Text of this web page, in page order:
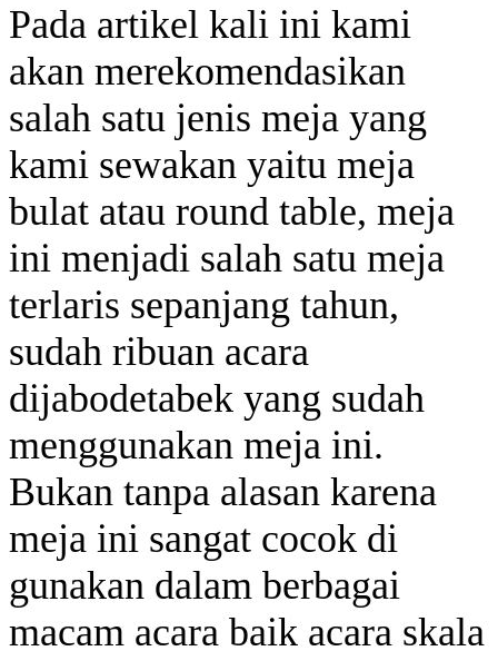
Pada artikel kali ini kami
akan merekomendasikan
salah satu jenis meja yang
kami sewakan yaitu meja
bulat atau round table, meja
ini menjadi salah satu meja
terlaris sepanjang tahun,
sudah ribuan acara
dijabodetabek yang sudah
menggunakan meja ini.
Bukan tanpa alasan karena
meja ini sangat cocok di
gunakan dalam berbagai
macam acara baik acara skala